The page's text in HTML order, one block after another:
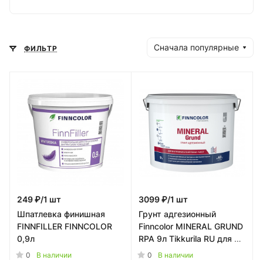
ФИЛЬТР Сначала популярные
249 ₽/1 шт
Шпатлевка финишная
FINNFILLER FINNCOLOR
0,9л
0 В наличии
3099 ₽/1 шт
Грунт адгезионный
Finncolor MINERAL GRUND
RPA 9л Tikkurila RU для —
купить в Краснодаре
0 В наличии